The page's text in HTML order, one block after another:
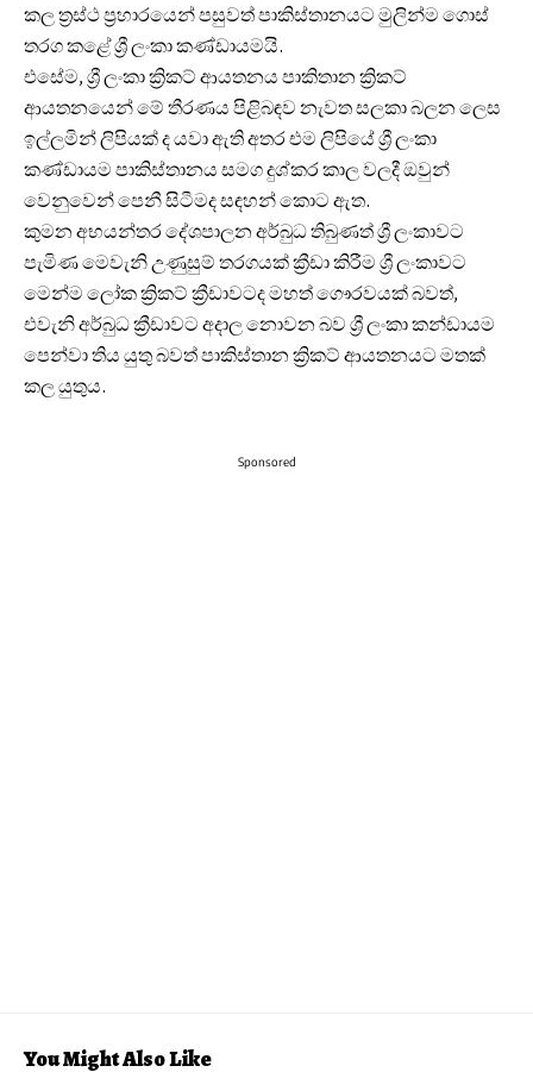
කල ත්‍රස්ථ ප්‍රහාරයෙන් පසුවත් පාකිස්තානයට මුලින්ම ගොස්
තරග කළේ ශ්‍රී ලංකා කණ්ඩායමයි.
එසේම, ශ්‍රී ලංකා ක්‍රිකට් ආයතනය පාකිතාන ක්‍රිකට්
ආයතනයෙන් මේ තීරණය පිළිබඳව නැවත සලකා බලන ලෙස
ඉල්ලමින් ලිපියක් ද යවා ඇති අතර එම ලිපියේ ශ්‍රී ලංකා
කණ්ඩායම පාකිස්තානය සමග දුශ්කර කාල වලදී ඔවුන්
වෙනුවෙන් පෙනී සිටීමද සඳහන් කොට ඇත.
කුමන අභයන්තර දේශපාලන අර්බුධ තිබුණත් ශ්‍රී ලංකාවට
පැමිණ මෙවැනි උණුසුම් තරගයක් ක්‍රීඩා කිරීම ශ්‍රී ලංකාවට
මෙන්ම ලෝක ක්‍රිකට් ක්‍රීඩාවටද මහත් ගෞරවයක් බවත්,
එවැනි අර්බුධ ක්‍රීඩාවට අදාල නොවන බව ශ්‍රී ලංකා කන්ඩායම
පෙන්වා තිය යුතු බවත් පාකිස්තාන ක්‍රිකට් ආයතනයට මතක්
කල යුතුය.
Sponsored
You Might Also Like